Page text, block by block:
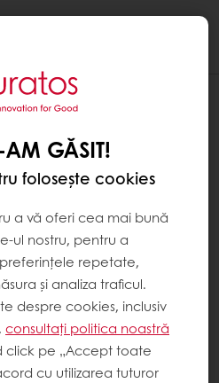
GĂSIT!
folosește cookies
a vă oferi cea mai bună
ul nostru, pentru a
repetate,
și analiza traficul.
despre cookies, inclusiv
consultați politica noastră
click pe „Accept toate
cu utilizarea tuturor